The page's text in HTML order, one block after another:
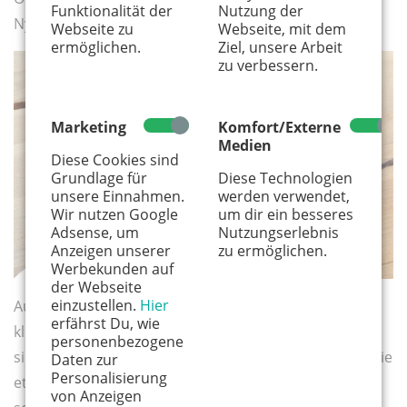
Funktionalität der
Webseite zu
ermöglichen.
Nutzung der
Webseite, mit dem
Ziel, unsere Arbeit
zu verbessern.
Marketing
Diese Cookies sind
Grundlage für
unsere Einnahmen.
Wir nutzen Google
Adsense, um
Anzeigen unserer
Werbekunden auf
der Webseite
einzustellen. Hier
erfährst Du, wie
personenbezogene
Daten zur
Personalisierung
von Anzeigen
Komfort/Externe
Medien
Diese Technologien
werden verwendet,
um dir ein besseres
Nutzungserlebnis
zu ermöglichen.
Nylonfaden verwendet. Und fertig ist das Osterei.
Auf die gleiche Weise könnt ihr übrigens auch ein
kleines Häschen aus Papier zaubern. Hierfür eignet
sich dieVorlage vonMamaZ
hervorragend. Ich habe sie
etwas kleiner ausgedruckt, damit die Hasen eine